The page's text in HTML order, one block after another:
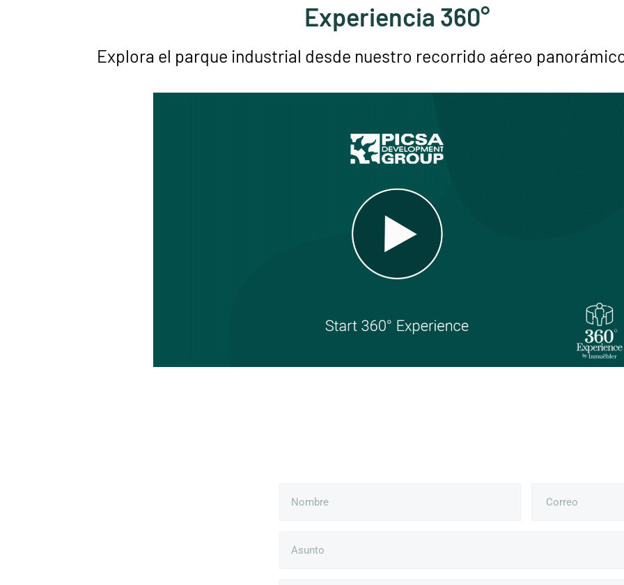
Experiencia 360°
Explora el parque industrial desde nuestro recorrido aéreo